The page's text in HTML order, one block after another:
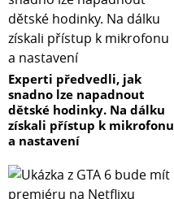
Experti předvedli, jak
snadno lze napadnout
dětské hodinky. Na dálku
získali přístup k mikrofonu
a nastavení